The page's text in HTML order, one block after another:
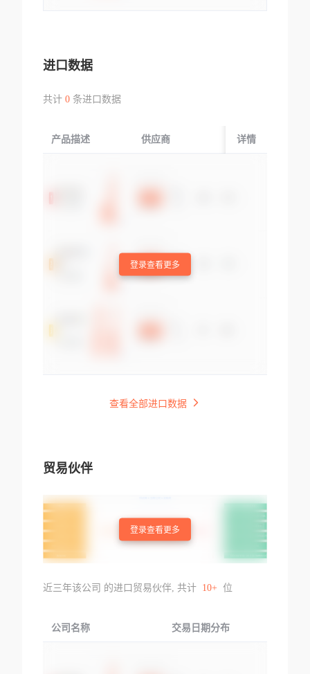
进口数据
共计 0条进口数据
产品描述 供应商 起运国/地区
详情
登录查看更多
查看全部进口数据
贸易伙伴
登录查看更多
近三年该公司 的进口贸易伙伴, 共计 10+ 位
公司名称 交易日期分布